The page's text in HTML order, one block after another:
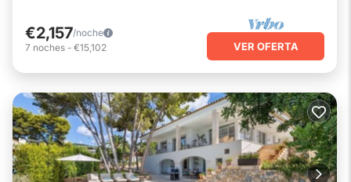
€2,157/noche
7 noches - €15,102 VER OFERTA